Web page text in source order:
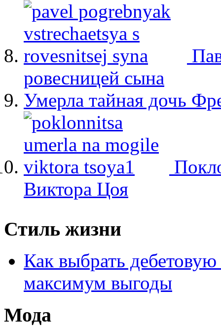
ровесницей сына
Умерла тайная дочь
Виктора Цоя
Стиль жизни
Как выбрать дебетовую
максимум выгоды
Мода